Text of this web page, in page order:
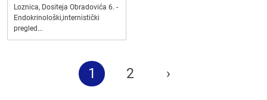
Loznica, Dositeja Obradovića 6. -
Endokrinološki,internistički
pregled...
1 2 ›